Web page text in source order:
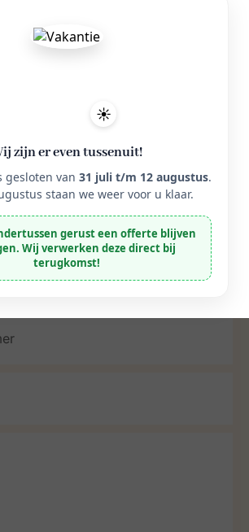
☀️
zijn er even tussenuit!
gesloten van 31 juli t/m 12 augustus.
staan we weer voor u klaar.
gerust een offerte blijven
Wij verwerken deze direct bij
terugkomst!